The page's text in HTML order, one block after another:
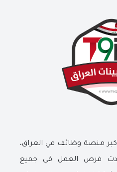
منصة وظائف في العراق،
فرص العمل في جميع